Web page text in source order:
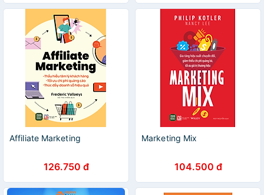
Affiliate Marketing
126.750 đ
Marketing Mix
104.500 đ